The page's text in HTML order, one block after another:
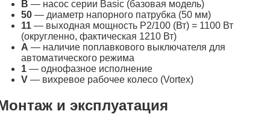
B — насос серии Basic (базовая модель)
50 — диаметр напорного патрубка (50 мм)
11 — выходная мощность P2/100 (Вт) = 1100 Вт
(округленно, фактическая 1210 Вт)
A — наличие поплавкового выключателя для
автоматического режима
1 — однофазное исполнение
V — вихревое рабочее колесо (Vortex)
и эксплуатация